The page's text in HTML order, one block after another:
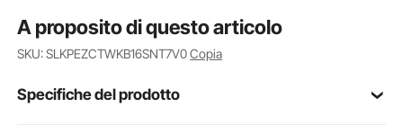
A proposito di questo articolo
SKU: SLKPEZCTWKB16SNT7V0Copia
Specifiche del prodotto